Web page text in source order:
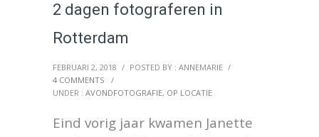
2 dagen fotograferen in
Rotterdam
FEBRUARI 2, 2018 / POSTED BY : ANNEMARIE /
4 COMMENTS
/
UNDER : AVONDFOTOGRAFIE, OP LOCATIE
Eind vorig jaar kwamen Janette